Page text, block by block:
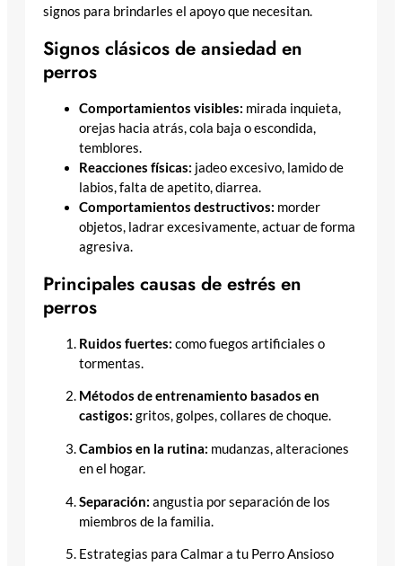
signos para brindarles el apoyo que necesitan.
Signos clásicos de ansiedad en
perros
Comportamientos visibles: mirada inquieta,
orejas hacia atrás, cola baja o escondida,
temblores.
Reacciones físicas: jadeo excesivo, lamido de
labios, falta de apetito, diarrea.
Comportamientos destructivos: morder
objetos, ladrar excesivamente, actuar de forma
agresiva.
Principales causas de estrés en
perros
Ruidos fuertes: como fuegos artificiales o
tormentas.
Métodos de entrenamiento basados en
castigos: gritos, golpes, collares de choque.
Cambios en la rutina: mudanzas, alteraciones
en el hogar.
Separación: angustia por separación de los
miembros de la familia.
Estrategias para Calmar a tu Perro Ansioso